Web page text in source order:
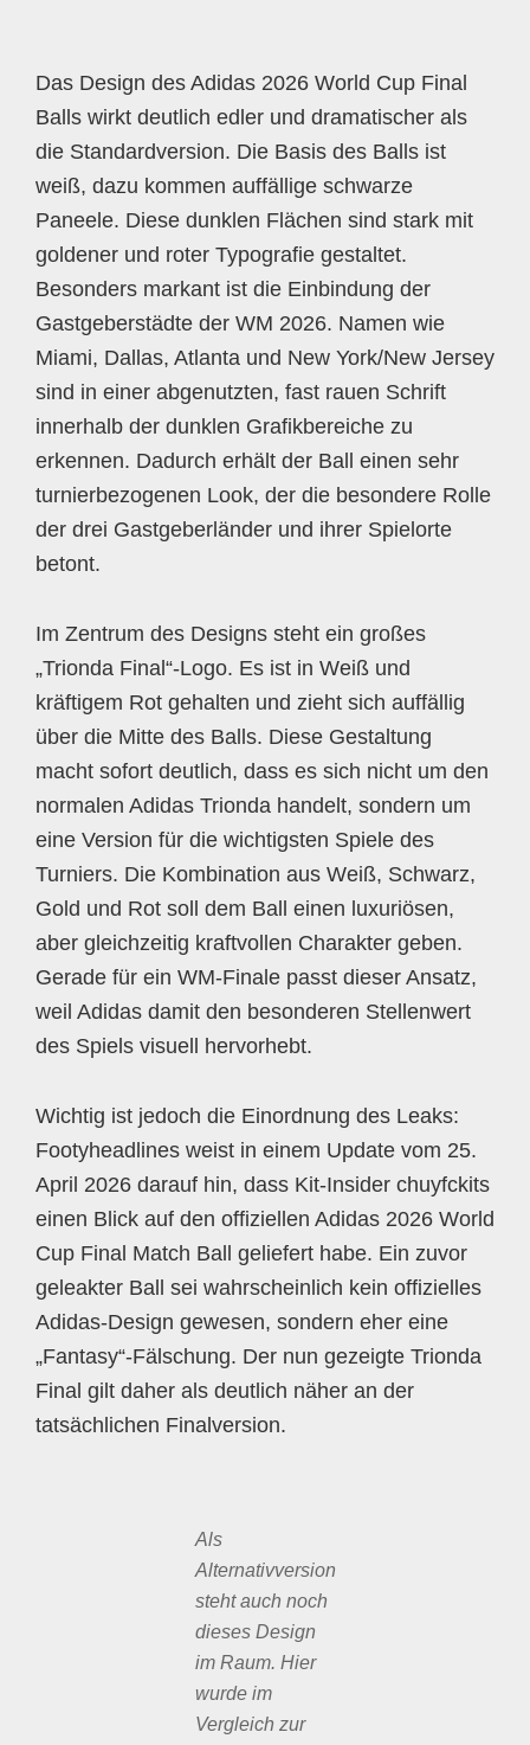
Das Design des Adidas 2026 World Cup Final
Balls wirkt deutlich edler und dramatischer als
die Standardversion. Die Basis des Balls ist
weiß, dazu kommen auffällige schwarze
Paneele. Diese dunklen Flächen sind stark mit
goldener und roter Typografie gestaltet.
Besonders markant ist die Einbindung der
Gastgeberstädte der WM 2026. Namen wie
Miami, Dallas, Atlanta und New York/New Jersey
sind in einer abgenutzten, fast rauen Schrift
innerhalb der dunklen Grafikbereiche zu
erkennen. Dadurch erhält der Ball einen sehr
turnierbezogenen Look, der die besondere Rolle
der drei Gastgeberländer und ihrer Spielorte
betont.
Im Zentrum des Designs steht ein großes
„Trionda Final“-Logo. Es ist in Weiß und
kräftigem Rot gehalten und zieht sich auffällig
über die Mitte des Balls. Diese Gestaltung
macht sofort deutlich, dass es sich nicht um den
normalen Adidas Trionda handelt, sondern um
eine Version für die wichtigsten Spiele des
Turniers. Die Kombination aus Weiß, Schwarz,
Gold und Rot soll dem Ball einen luxuriösen,
aber gleichzeitig kraftvollen Charakter geben.
Gerade für ein WM-Finale passt dieser Ansatz,
weil Adidas damit den besonderen Stellenwert
des Spiels visuell hervorhebt.
Wichtig ist jedoch die Einordnung des Leaks:
Footyheadlines weist in einem Update vom 25.
April 2026 darauf hin, dass Kit-Insider chuyfckits
einen Blick auf den offiziellen Adidas 2026 World
Cup Final Match Ball geliefert habe. Ein zuvor
geleakter Ball sei wahrscheinlich kein offizielles
Adidas-Design gewesen, sondern eher eine
„Fantasy“-Fälschung. Der nun gezeigte Trionda
Final gilt daher als deutlich näher an der
tatsächlichen Finalversion.
Als
Alternativversion
steht auch noch
dieses Design
im Raum. Hier
wurde im
Vergleich zur